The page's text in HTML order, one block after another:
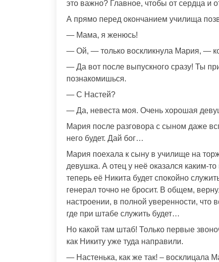
это важно? Главное, чтобы от сердца и
А прямо перед окончанием училища
— Мама, я женюсь!
— Ой, — только воскликнула Мария, —
— Да вот после выпускного сразу! Ты
познакомишься.
— С Настей?
— Да, невеста моя. Очень хорошая
Мария после разговора с сыном даже
него будет. Дай бог…
Мария поехала к сыну в училище на
девушка. А отец у неё оказался каким-
теперь её Никита будет спокойно
генерал точно не бросит. В общем,
настроении, в полной уверенности, что
где при штабе служить будет…
Но какой там штаб! Только первые
как Никиту уже туда направили.
— Настенька, как же так! – восклицала